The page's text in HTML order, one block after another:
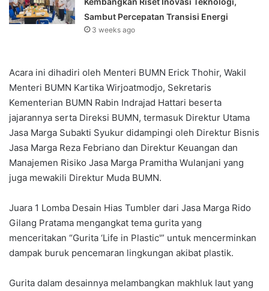
Sambut Percepatan Transisi Energi
3 weeks ago
Acara ini dihadiri oleh Menteri BUMN Erick Thohir, Wakil
Menteri BUMN Kartika Wirjoatmodjo, Sekretaris
Kementerian BUMN Rabin Indrajad Hattari beserta
jajarannya serta Direksi BUMN, termasuk Direktur Utama
Jasa Marga Subakti Syukur didampingi oleh Direktur Bisnis
Jasa Marga Reza Febriano dan Direktur Keuangan dan
Manajemen Risiko Jasa Marga Pramitha Wulanjani yang
juga mewakili Direktur Muda BUMN.
Juara 1 Lomba Desain Hias Tumbler dari Jasa Marga Rido
Gilang Pratama mengangkat tema gurita yang
menceritakan “Gurita ‘Life in Plastic'” untuk mencerminkan
dampak buruk pencemaran lingkungan akibat plastik.
Gurita dalam desainnya melambangkan makhluk laut yang